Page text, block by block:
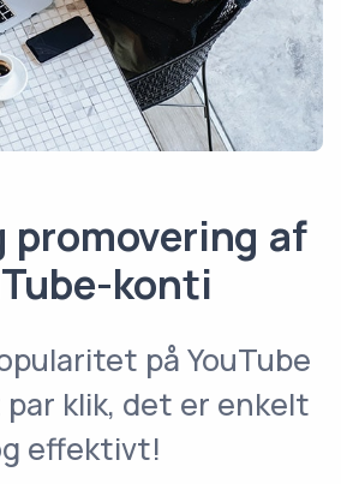
promovering af
konti
på YouTube
klik, det er enkelt
effektivt!